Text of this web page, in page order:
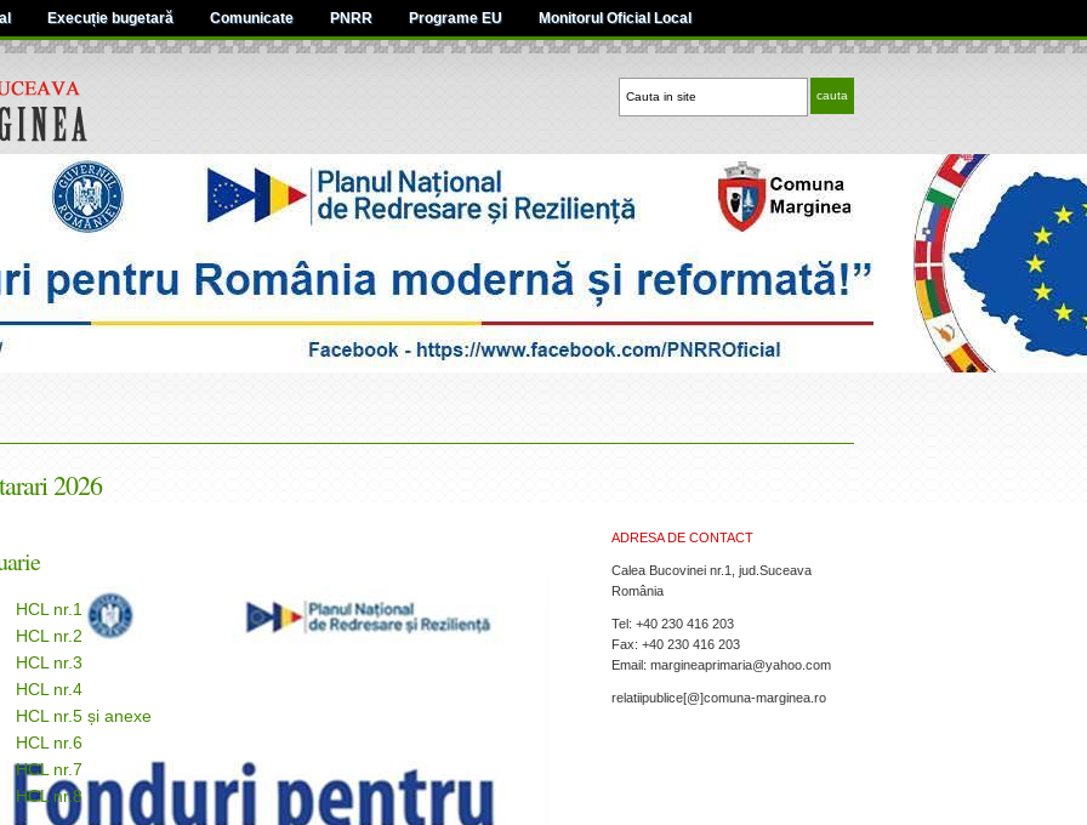
Execuție bugetară Comunicate PNRR Programe EU Monitorul Oficial Local
2026
HCL nr.1
HCL nr.2
HCL nr.3
HCL nr.4
HCL nr.5 și anexe
HCL nr.6
HCL nr.7
HCL nr.8
ADRESA DE CONTACT
Calea Bucovinei nr.1, jud.Suceava
România
Tel: +40 230 416 203
Fax: +40 230 416 203
Email: margineaprimaria@yahoo.com
relatiipublice[@]comuna-marginea.ro